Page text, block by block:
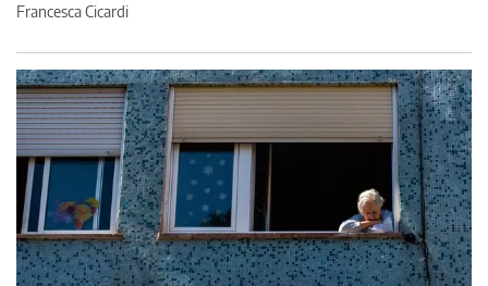
Francesca Cicardi